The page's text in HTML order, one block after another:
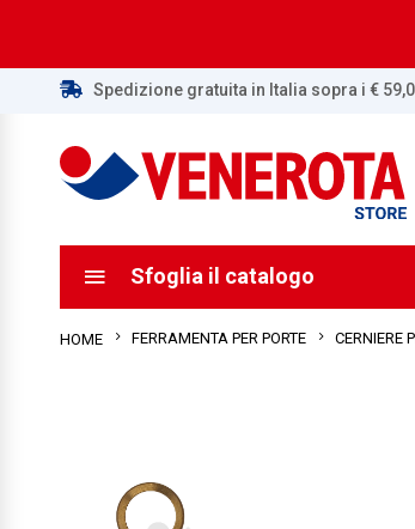
Spedizione gratuita in Italia sopra i €
Sfoglia il catalogo
HOME FERRAMENTA PER PORTE CERNIERE